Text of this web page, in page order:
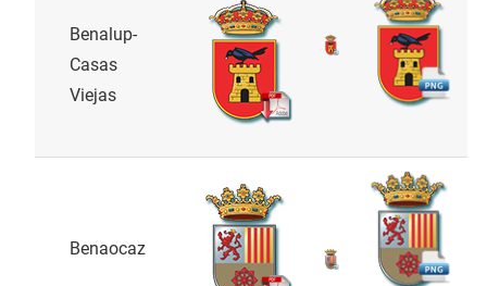
Benalup-
Casas
Viejas
Benaocaz